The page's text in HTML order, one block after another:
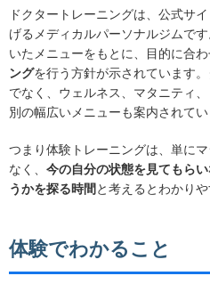
ドクタートレーニングは、公式サ
げるメディカルパーソナルジムで
いたメニューをもとに、目的に合わ
ングを行う方針が示されています
でなく、ウェルネス、マタニティ
別の幅広いメニューも案内されてい
つまり体験トレーニングは、単に
なく、 今の自分の状態を見てもら
うかを探る時間と考えるとわかりや
体験でわかること